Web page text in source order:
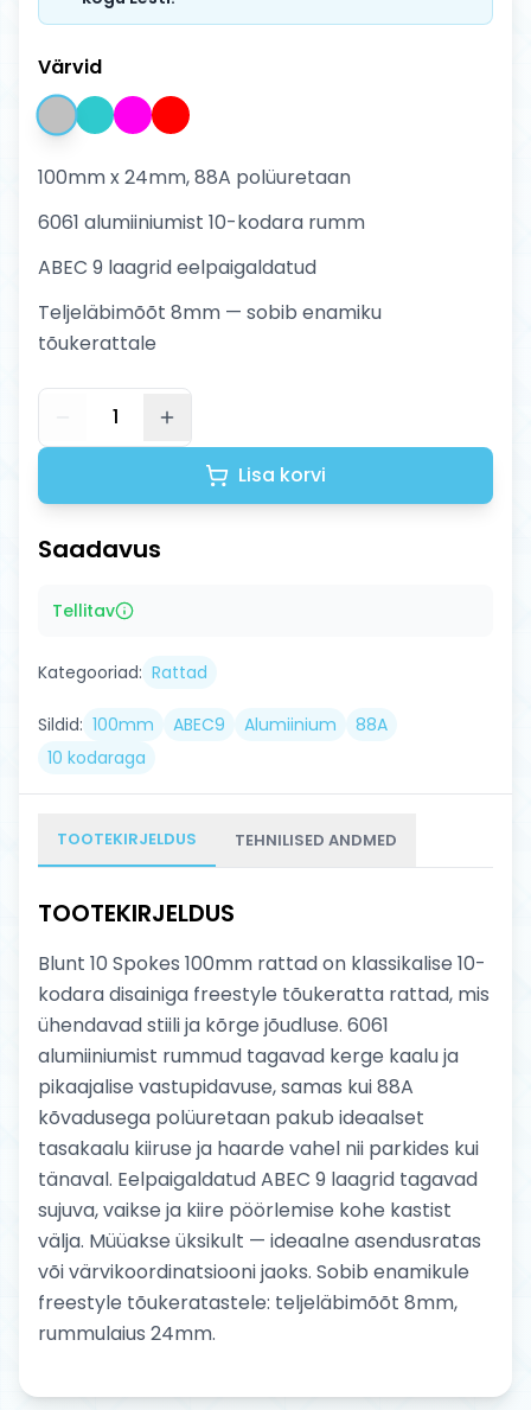
Värvid
100mm x 24mm, 88A polüuretaan
6061 alumiiniumist 10-kodara rumm
ABEC 9 laagrid eelpaigaldatud
Teljeläbimõõt 8mm — sobib enamiku
tõukerattale
1
Lisa korvi
Saadavus
Tellitav
Kategooriad: Rattad
Sildid: 100mm ABEC9 Alumiinium
88A
10 kodaraga
TOOTEKIRJELDUS TEHNILISED ANDMED
TOOTEKIRJELDUS
Blunt 10 Spokes 100mm rattad on klassikalise 10-
kodara disainiga freestyle tõukeratta rattad, mis
ühendavad stiili ja kõrge jõudluse. 6061
alumiiniumist rummud tagavad kerge kaalu ja
pikaajalise vastupidavuse, samas kui 88A
kõvadusega polüuretaan pakub ideaalset
tasakaalu kiiruse ja haarde vahel nii parkides kui
tänaval. Eelpaigaldatud ABEC 9 laagrid tagavad
sujuva, vaikse ja kiire pöörlemise kohe kastist
välja. Müüakse üksikult — ideaalne asendusratas
või värvikoordinatsiooni jaoks. Sobib enamikule
freestyle tõukeratastele: teljeläbimõõt 8mm,
rummulaius 24mm.